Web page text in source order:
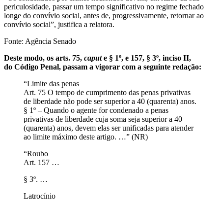
periculosidade, passar um tempo significativo no regime fechado
longe do convívio social, antes de, progressivamente, retornar ao
convívio social”, justifica a relatora.
Fonte: Agência Senado
Deste modo, os arts. 75, capute § 1º, e 157, § 3º, inciso II,
do Código Penal, passam a vigorar com a seguinte redação:
“Limite das penas
Art. 75 O tempo de cumprimento das penas privativas
de liberdade não pode ser superior a 40 (quarenta) anos.
§ 1º – Quando o agente for condenado a penas
privativas de liberdade cuja soma seja superior a 40
(quarenta) anos, devem elas ser unificadas para atender
ao limite máximo deste artigo. …” (NR)
“Roubo
Art. 157 …
§ 3º. …
Latrocínio